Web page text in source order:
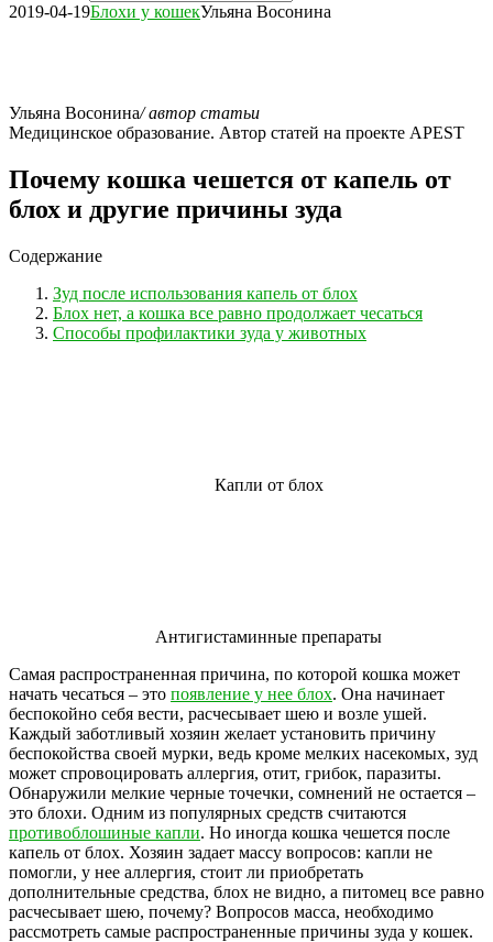
2019-04-19Блохи у кошекУльяна Восонина
Ульяна Восонина/ автор статьи
Медицинское образование. Автор статей на проекте APEST
Почему кошка чешется от капель от
блох и другие причины зуда
Содержание
Зуд после использования капель от блох
Блох нет, а кошка все равно продолжает чесаться
Способы профилактики зуда у животных
Капли от блох
Антигистаминные препараты
Самая распространенная причина, по которой кошка может
начать чесаться – это появление у нее блох. Она начинает
беспокойно себя вести, расчесывает шею и возле ушей.
Каждый заботливый хозяин желает установить причину
беспокойства своей мурки, ведь кроме мелких насекомых, зуд
может спровоцировать аллергия, отит, грибок, паразиты.
Обнаружили мелкие черные точечки, сомнений не остается –
это блохи. Одним из популярных средств считаются
противоблошиные капли. Но иногда кошка чешется после
капель от блох. Хозяин задает массу вопросов: капли не
помогли, у нее аллергия, стоит ли приобретать
дополнительные средства, блох не видно, а питомец все равно
расчесывает шею, почему? Вопросов масса, необходимо
рассмотреть самые распространенные причины зуда у кошек.